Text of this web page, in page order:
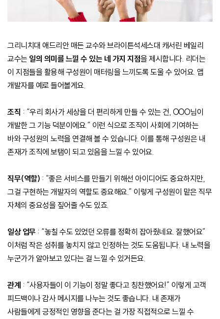
그리니치대 애드리안 매든 교수와 브라이튼석세스대 캐서린 베일리
교수는 일의 의미를 느낄 수 있는 네 가지 지점을 제시합니다. 리더는
이 지점들을 활용해 구성원이 매터링을 느끼도록 도울 수 있어요. 앱
개발자를 예로 들어볼게요.
조직 : “우리 회사가 세상을 더 편리하게 만들 수 있는 건, OOO님이
개발한 그 기능 덕분이에요.” 이런 식으로 조직이 사회에 기여하는
바와 구성원의 노력을 연결해 볼 수 있습니다. 이를 통해 구성원은 내
존재가 조직에 보탬이 되고 있음을 느낄 수 있어요.
직무(역할) : “좋은 서비스를 만들기 위해선 아이디어도 중요하지만,
그걸 구현하는 개발자의 역할도 중요해요.” 이렇게 구성원이 맡은 직무
자체의 중요성을 짚어줄 수도 있죠.
일상 업무 : “놓칠 수도 있었던 오류를 정확히 잡아줬네요. 잘했어요”
이처럼 작은 성취를 놓치지 않고 인정하는 것도 도움됩니다. 내 노력을
누군가가 알아보고 있다는 걸 느낄 수 있거든요.
관계 : “사용자들이 이 기능이 정말 좋다고 칭찬했어요!” 이렇게 고객
피드백이나 감사 메시지를 나누는 것도 좋습니다. 내 존재가
사람들에게 긍정적인 영향을 준다는 걸 가장 직접적으로 느낄 수